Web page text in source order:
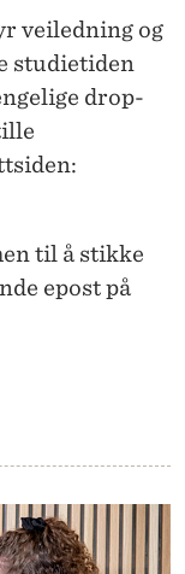
veiledning og
studietiden
drop-
til å stikke
epost på